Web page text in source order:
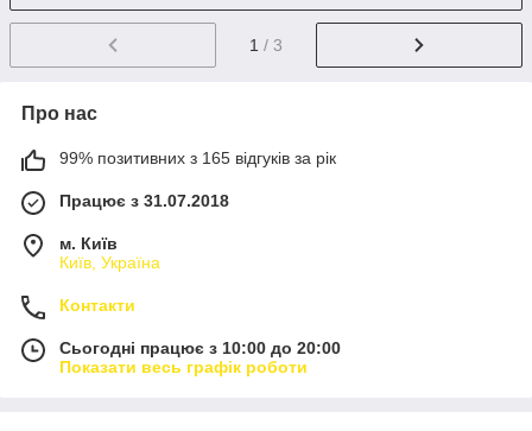
1 / 3
Про нас
99% позитивних з 165 відгуків за рік
Працює з 31.07.2018
м. Київ
Київ, Україна
Контакти
Сьогодні працює з 10:00 до 20:00
Показати весь графік роботи